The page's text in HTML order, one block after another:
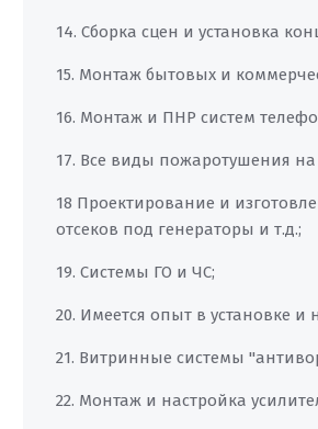
14. Сборка сцен и установка
15. Монтаж бытовых и
16. Монтаж и ПНР систем
17. Все виды пожаротушения
18 Проектирование и
отсеков под генераторы и т.д.;
19. Системы ГО и ЧС;
20. Имеется опыт в установке
21. Витринные системы
22. Монтаж и настройка